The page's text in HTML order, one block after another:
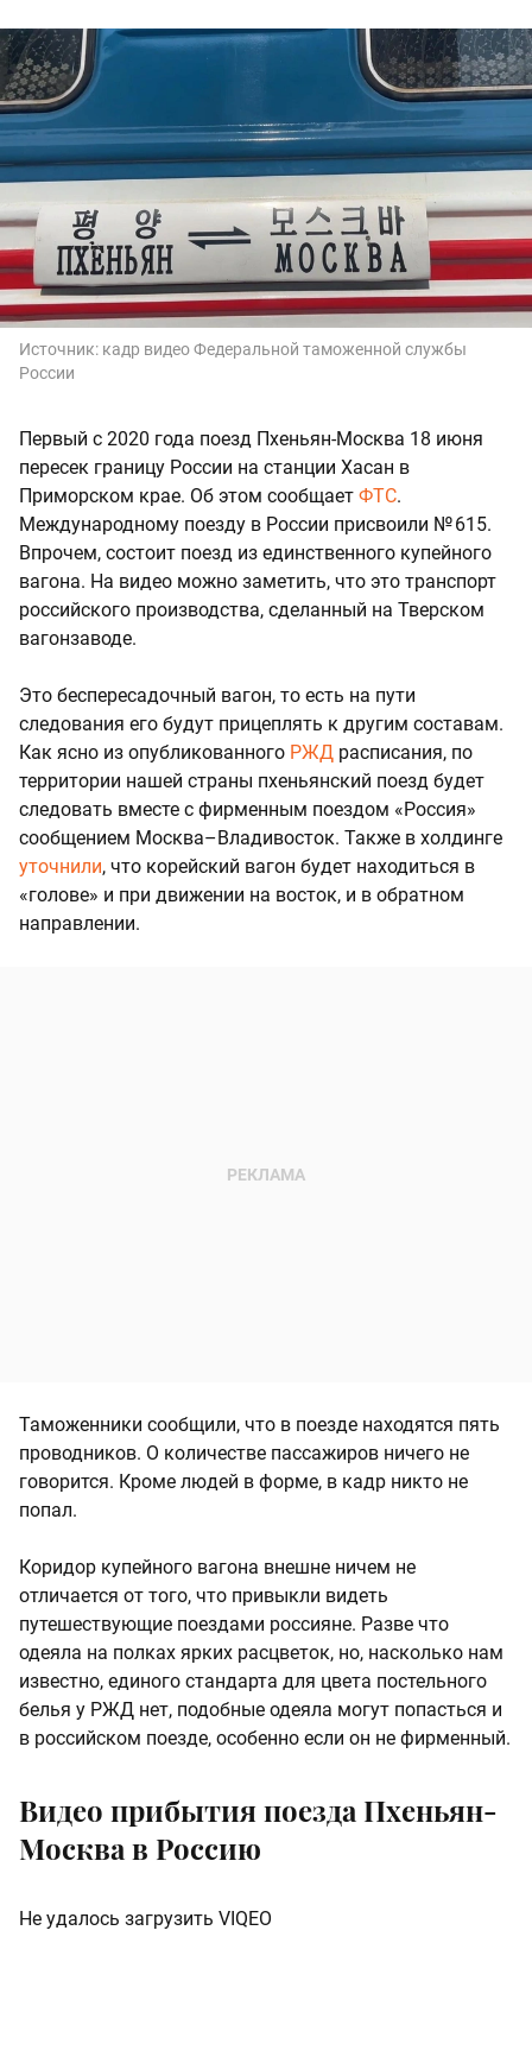
Источник: кадр видео Федеральной таможенной службы
России
Первый с 2020 года поезд Пхеньян-Москва 18 июня
пересек границу России на станции Хасан в
Приморском крае. Об этом сообщает ФТС.
Международному поезду в России присвоили № 615.
Впрочем, состоит поезд из единственного купейного
вагона. На видео можно заметить, что это транспорт
российского производства, сделанный на Тверском
вагонзаводе.
Это беспересадочный вагон, то есть на пути
следования его будут прицеплять к другим составам.
Как ясно из опубликованного РЖД расписания, по
территории нашей страны пхеньянский поезд будет
следовать вместе с фирменным поездом «Россия»
сообщением Москва–Владивосток. Также в холдинге
уточнили, что корейский вагон будет находиться в
«голове» и при движении на восток, и в обратном
направлении.
Таможенники сообщили, что в поезде находятся пять
проводников. О количестве пассажиров ничего не
говорится. Кроме людей в форме, в кадр никто не
попал.
Коридор купейного вагона внешне ничем не
отличается от того, что привыкли видеть
путешествующие поездами россияне. Разве что
одеяла на полках ярких расцветок, но, насколько нам
известно, единого стандарта для цвета постельного
белья у РЖД нет, подобные одеяла могут попасться и
в российском поезде, особенно если он не фирменный.
Видео прибытия поезда Пхеньян-
Москва в Россию
Не удалось загрузить VIQEO